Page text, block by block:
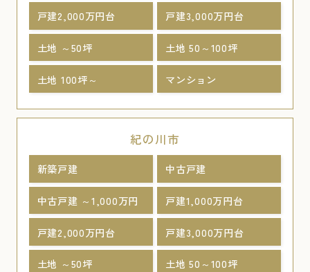
戸建2,000万円台 戸建3,000万円台
土地 ～50坪 土地 50～100坪
土地 100坪～ マンション
紀の川市
新築戸建 中古戸建
中古戸建 ～1,000万円 戸建1,000万円台
戸建2,000万円台 戸建3,000万円台
土地 ～50坪 土地 50～100坪